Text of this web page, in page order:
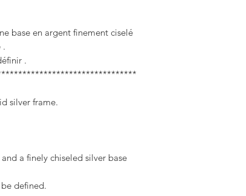
base en argent finement ciselé
.
.
silver frame.
a finely chiseled silver base
defined.